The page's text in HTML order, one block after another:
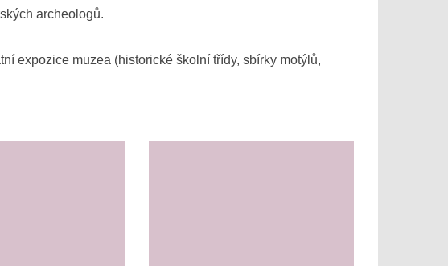
archeologů.
expozice muzea (historické školní třídy, sbírky motýlů,